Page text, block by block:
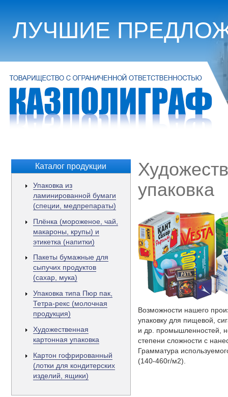
ЛУЧШИЕ
Каталог продукции
Упаковка из
ламинированной бумаги
(специи, медпрепараты)
Плёнка (мороженое, чай,
макароны, крупы) и
этикетка (напитки)
Пакеты бумажные для
сыпучих продуктов
(сахар, мука)
Упаковка типа Пюр пак,
Тетра-рекс (молочная
продукция)
Художественная
картонная упаковка
Картон гофрированный
(лотки для кондитерских
изделий, ящики)
упаковка
Возможности нашего
упаковку для пищевой,
и др. промышленностей,
степени сложности с
Грамматура
(140-460г/м2).